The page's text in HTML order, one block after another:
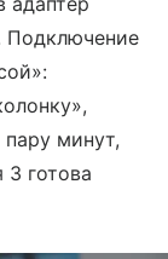
Подключение
минут,
готова